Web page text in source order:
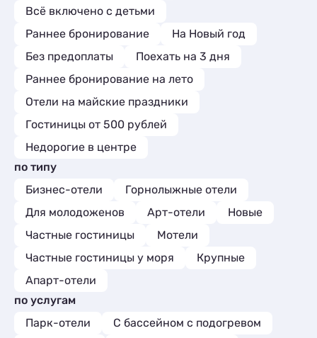
Всё включено с детьми
Раннее бронирование
На Новый год
Без предоплаты
Поехать на 3 дня
Раннее бронирование на лето
Отели на майские праздники
Гостиницы от 500 рублей
Недорогие в центре
по типу
Бизнес-отели
Горнолыжные отели
Для молодоженов
Арт-отели
Новые
Частные гостиницы
Мотели
Частные гостиницы у моря
Крупные
Апарт-отели
по услугам
Парк-отели
С бассейном с подогревом